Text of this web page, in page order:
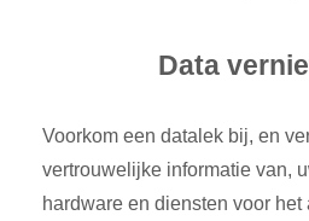
Data
Voorkom een datalek bij, en
vertrouwelijke informatie van,
hardware en diensten voor het